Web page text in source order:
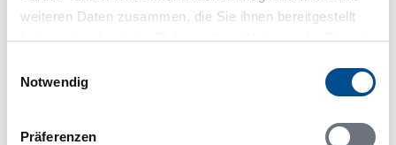
weiteren Daten zusammen, die Sie ihnen bereitgestellt
haben oder die sie im Rahmen Ihrer Nutzung der Dienste
Notwendig
Präferenzen
672 92 Årjäng
Skriptblocker/AdBlocker aktiviert zu sein!